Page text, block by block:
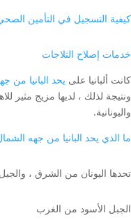
كيفية التسجيل في التأمين
خدمات إصلاح الثلاجات
كانت ألبانيا على يحد البانيا من
ونتيجة لذلك ، لديها مزيج مثير
واليونانية.
ما الذي يحد البانيا من جهه
تحدها اليونان من الشرق ،
الجبل الأسود من الغرب